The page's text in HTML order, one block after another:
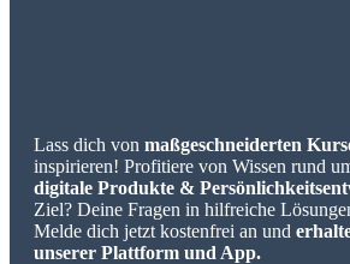
Lass dich von maßgeschneiderten
inspirieren! Profitiere von Wissen rund
digitale Produkte &
Ziel? Deine Fragen in hilfreiche
Melde dich jetzt kostenfrei an und
unserer Plattform und App.